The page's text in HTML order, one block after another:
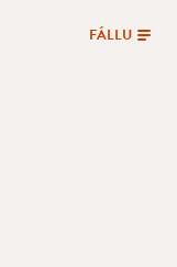
FÁLLU